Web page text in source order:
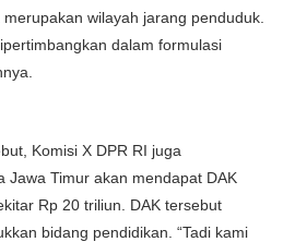
wilayah jarang penduduk.
dalam formulasi
Komisi X DPR RI juga
Jawa Timur akan mendapat DAK
Rp 20 triliun. DAK tersebut
bidang pendidikan. “Tadi kami